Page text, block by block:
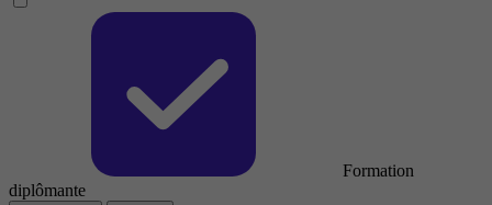
Formation
diplômante